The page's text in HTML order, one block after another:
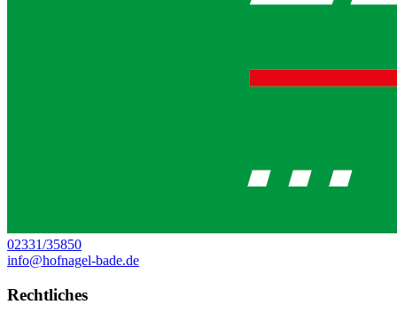
02331/35850
info@hofnagel-bade.de
Rechtliches